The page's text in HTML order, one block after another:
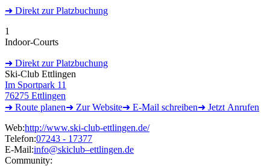
➜ Direkt zur Platzbuchung
1
Indoor-Courts
➜ Direkt zur Platzbuchung
Ski-Club Ettlingen
Im Sportpark 11
76275 Ettlingen
➜ Route planen➜ ZurWebsite➜ E-Mail schreiben➜ Jetzt Anrufen
Web:http://www.ski-club-ettlingen.de/
Telefon:07243 - 17377
E-Mail:info@skiclub–ettlingen.de
Community: